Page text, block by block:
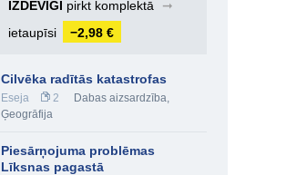
IZDEVĪGI pirkt komplektā
➞
ietaupīsi
−2,98 €
Cilvēka radītās katastrofas
Eseja 2 Dabas aizsardzība,
Ģeogrāfija
Piesārņojuma problēmas
Līksnas pagastā